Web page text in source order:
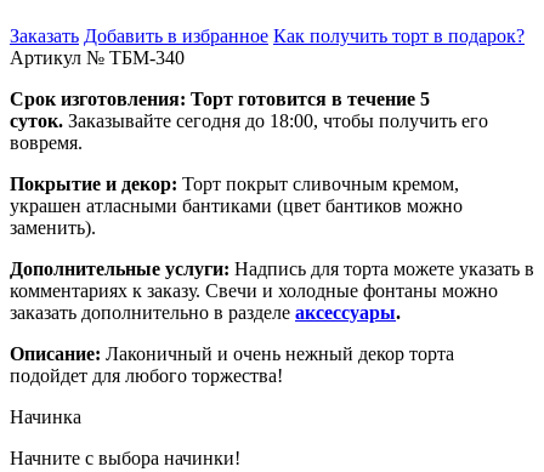
Заказать Добавить в избранное Как получить торт в подарок?
Артикул № ТБМ-340
Срок изготовления: Торт готовится в течение 5
суток. Заказывайте сегодня до 18:00, чтобы получить его
вовремя.
Покрытие и декор: Торт покрыт сливочным кремом,
украшен атласными бантиками (цвет бантиков можно
заменить).
Дополнительные услуги: Надпись для торта можете указать в
комментариях к заказу. Свечи и холодные фонтаны можно
заказать дополнительно в разделе аксессуары.
Описание: Лаконичный и очень нежный декор торта
подойдет для любого торжества!
Начинка
Начните с выбора начинки!